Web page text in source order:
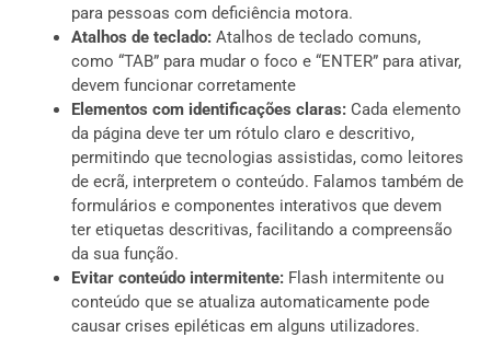
para pessoas com deficiência motora.
Atalhos de teclado: Atalhos de teclado comuns,
como “TAB” para mudar o foco e “ENTER” para ativar,
devem funcionar corretamente
Elementos com identificações claras: Cada elemento
da página deve ter um rótulo claro e descritivo,
permitindo que tecnologias assistidas, como leitores
de ecrã, interpretem o conteúdo. Falamos também de
formulários e componentes interativos que devem
ter etiquetas descritivas, facilitando a compreensão
da sua função.
Evitar conteúdo intermitente: Flash intermitente ou
conteúdo que se atualiza automaticamente pode
causar crises epiléticas em alguns utilizadores.